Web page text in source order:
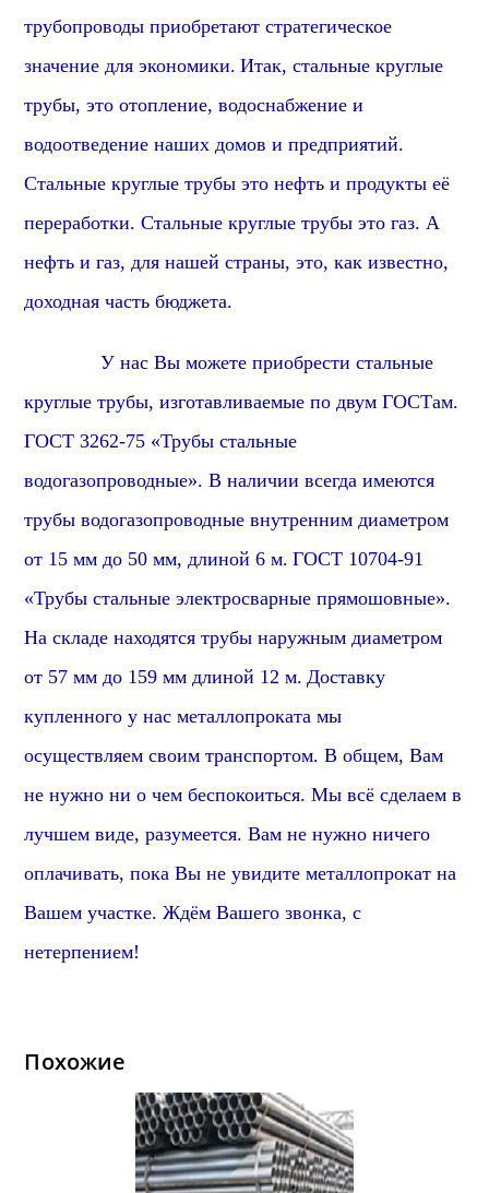
трубопроводы приобретают стратегическое
значение для экономики. Итак, стальные круглые
трубы, это отопление, водоснабжение и
водоотведение наших домов и предприятий.
Стальные круглые трубы это нефть и продукты её
переработки. Стальные круглые трубы это газ. А
нефть и газ, для нашей страны, это, как известно,
доходная часть бюджета.
У нас Вы можете приобрести стальные
круглые трубы, изготавливаемые по двум ГОСТам.
ГОСТ3262-75 «Трубы стальные
водогазопроводные». В наличии всегда имеются
трубыводогазопроводныевнутренним диаметром
от 15 мм до 50 мм, длиной 6 м. ГОСТ 10704-91
«Трубы стальные электросварные прямошовные».
На складе находятся трубы наружным диаметром
от 57 мм до 159 мм длиной 12 м. Доставку
купленного у нас металлопроката мы
осуществляем своим транспортом. В общем, Вам
не нужно ни о чем беспокоиться. Мы всё сделаем в
лучшем виде,разумеется. Вам не нужно ничего
оплачивать, пока Вы не увидите металлопрокат на
Вашем участке. Ждём Вашего звонка, с
нетерпением!
Похожие